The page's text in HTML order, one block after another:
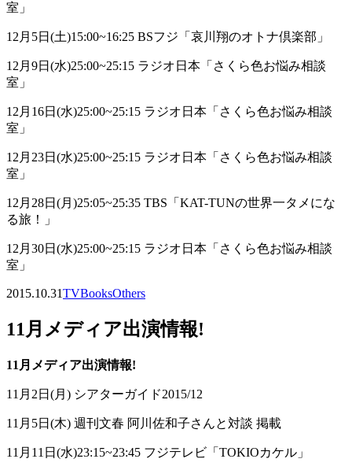
室」
12月5日(土)15:00~16:25 BSフジ「哀川翔のオトナ倶楽部」
12月9日(水)25:00~25:15 ラジオ日本「さくら色お悩み相談
室」
12月16日(水)25:00~25:15 ラジオ日本「さくら色お悩み相談
室」
12月23日(水)25:00~25:15 ラジオ日本「さくら色お悩み相談
室」
12月28日(月)25:05~25:35 TBS「KAT-TUNの世界一タメにな
る旅！」
12月30日(水)25:00~25:15 ラジオ日本「さくら色お悩み相談
室」
2015.10.31TVBooksOthers
11月メディア出演情報!
11月メディア出演情報!
11月2日(月) シアターガイド2015/12
11月5日(木) 週刊文春 阿川佐和子さんと対談 掲載
11月11日(水)23:15~23:45 フジテレビ「TOKIOカケル」